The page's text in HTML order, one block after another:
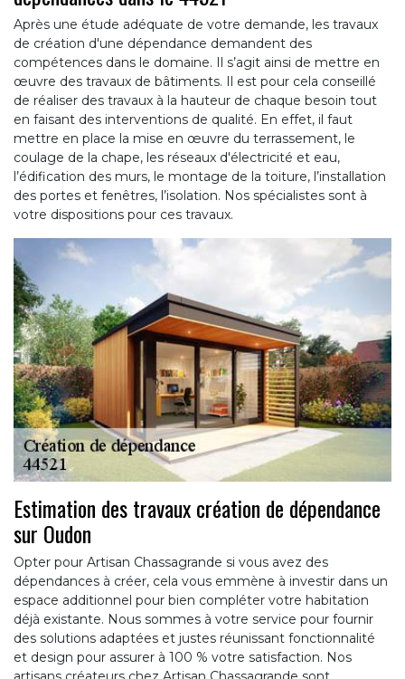
Après une étude adéquate de votre demande, les travaux
de création d'une dépendance demandent des
compétences dans le domaine. Il s’agit ainsi de mettre en
œuvre des travaux de bâtiments. Il est pour cela conseillé
de réaliser des travaux à la hauteur de chaque besoin tout
en faisant des interventions de qualité. En effet, il faut
mettre en place la mise en œuvre du terrassement, le
coulage de la chape, les réseaux d'électricité et eau,
l’édification des murs, le montage de la toiture, l’installation
des portes et fenêtres, l’isolation. Nos spécialistes sont à
votre dispositions pour ces travaux.
Estimation des travaux création de dépendance
sur Oudon
Opter pour Artisan Chassagrande si vous avez des
dépendances à créer, cela vous emmène à investir dans un
espace additionnel pour bien compléter votre habitation
déjà existante. Nous sommes à votre service pour fournir
des solutions adaptées et justes réunissant fonctionnalité
et design pour assurer à 100 % votre satisfaction. Nos